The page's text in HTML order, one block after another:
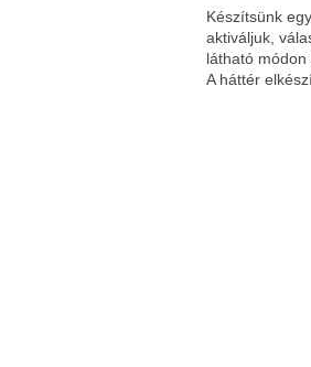
Készítsünk
aktiváljuk,
látható
A háttér